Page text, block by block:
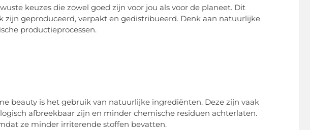
keuzes die zowel goed zijn voor jou als voor de planeet. Dit
geproduceerd, verpakt en gedistribueerd. Denk aan natuurlijke
productieprocessen.
beauty is het gebruik van natuurlijke ingrediënten. Deze zijn vaak
afbreekbaar zijn en minder chemische residuen achterlaten.
ze minder irriterende stoffen bevatten.